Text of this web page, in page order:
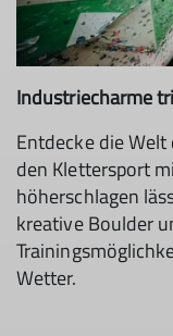
Industriecharme
Entdecke die
den Klettersport
höherschlagen
kreative Boulder
Wetter.